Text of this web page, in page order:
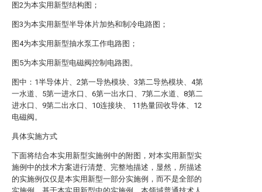
图2为本实用新型结构图；
图3为本实用新型半导体片加热和制冷电路图；
图4为本实用新型抽水泵工作电路图；
图5为本实用新型电磁阀控制电路图。
图中：1半导体片、2第一导热模块、3第二导热模块、4第
一水道、5第一进水口、6第一出水口、7第二水道、8第二
进水口、9第二出水口、10连接块、 11热量回收导体、12
电磁阀。
具体实施方式
下面将结合本实用新型实施例中的附图，对本实用新型实
施例中的技术方案进行清楚、完整地描述，显然，所描述
的实施例仅仅是本实用新型一部分实施例，而不是全部的